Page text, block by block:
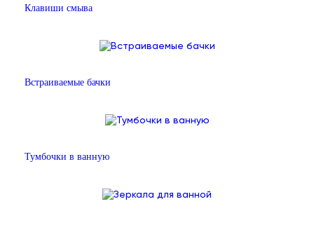
Клавиши смыва
Встраиваемые бачки
Тумбочки в ванную